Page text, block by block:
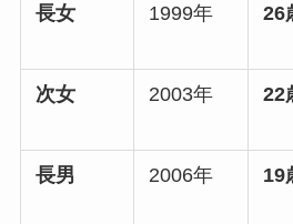
長女 1999年 26
次女 2003年 22
長男 2006年 19